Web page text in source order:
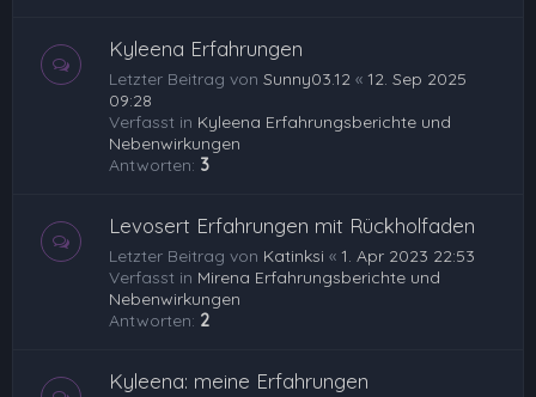
Kyleena Erfahrungen
Letzter Beitrag von Sunny03.12 « 12. Sep 2025
09:28
Verfasst in Kyleena Erfahrungsberichte und
Nebenwirkungen
Antworten: 3
Levosert Erfahrungen mit Rückholfaden
Letzter Beitrag von Katinksi « 1. Apr 2023 22:53
Verfasst in Mirena Erfahrungsberichte und
Nebenwirkungen
Antworten: 2
Kyleena: meine Erfahrungen